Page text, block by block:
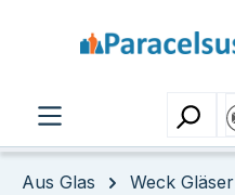
Aus Glas
Weck Gläser